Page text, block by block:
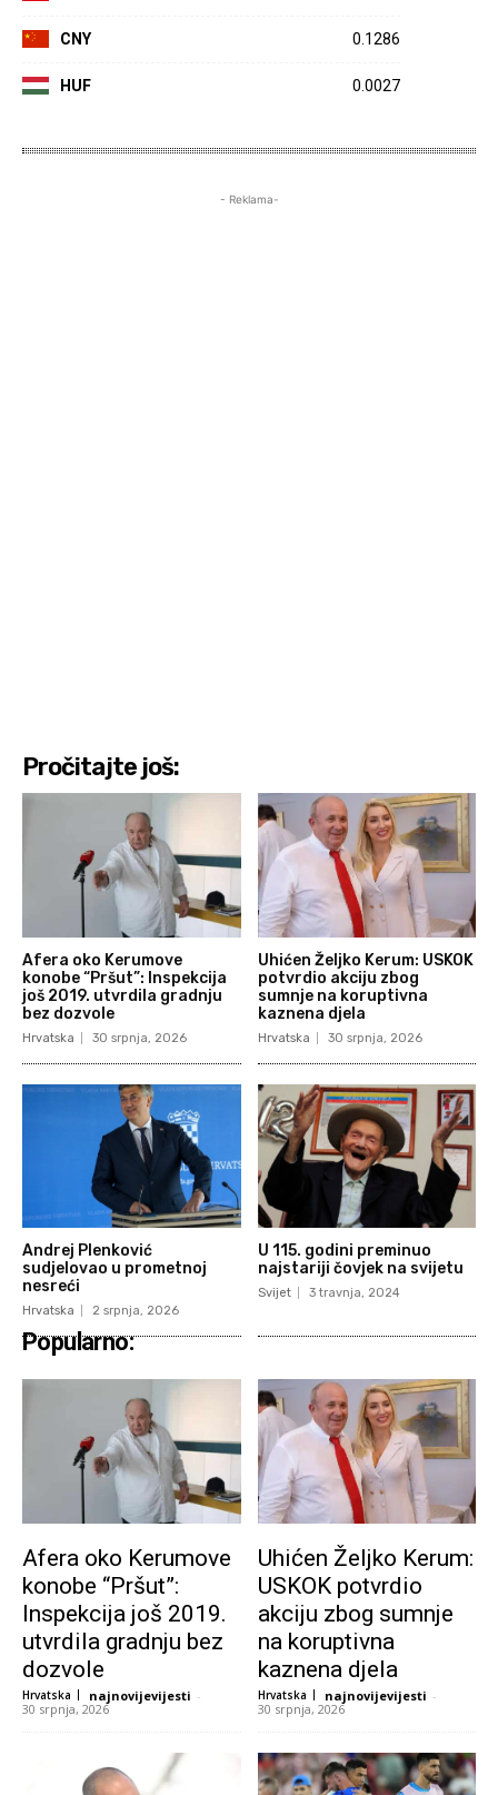
CNY 0.1286
HUF 0.0027
- Reklama-
Pročitajte još:
Afera oko Kerumove
konobe “Pršut”: Inspekcija
još 2019. utvrdila gradnju
bez dozvole
Hrvatska 30 srpnja, 2026
Uhićen Željko Kerum: USKOK
potvrdio akciju zbog
sumnje na koruptivna
kaznena djela
Hrvatska 30 srpnja, 2026
Andrej Plenković
sudjelovao u prometnoj
nesreći
Hrvatska 2 srpnja, 2026
U 115. godini preminuo
najstariji čovjek na svijetu
Svijet 3 travnja, 2024
Popularno:
Afera oko Kerumove
konobe “Pršut”:
Inspekcija još 2019.
utvrdila gradnju bez
dozvole
Hrvatska najnovijevijesti -
30 srpnja, 2026
Uhićen Željko Kerum:
USKOK potvrdio
akciju zbog sumnje
na koruptivna
kaznena djela
Hrvatska najnovijevijesti -
30 srpnja, 2026